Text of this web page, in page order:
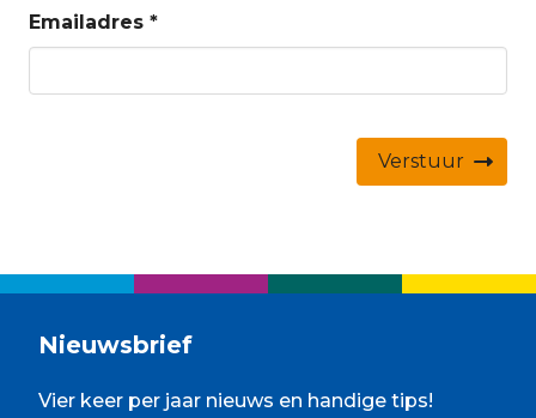
Emailadres *
Verstuur
Nieuwsbrief
Vier keer per jaar nieuws en handige tips!